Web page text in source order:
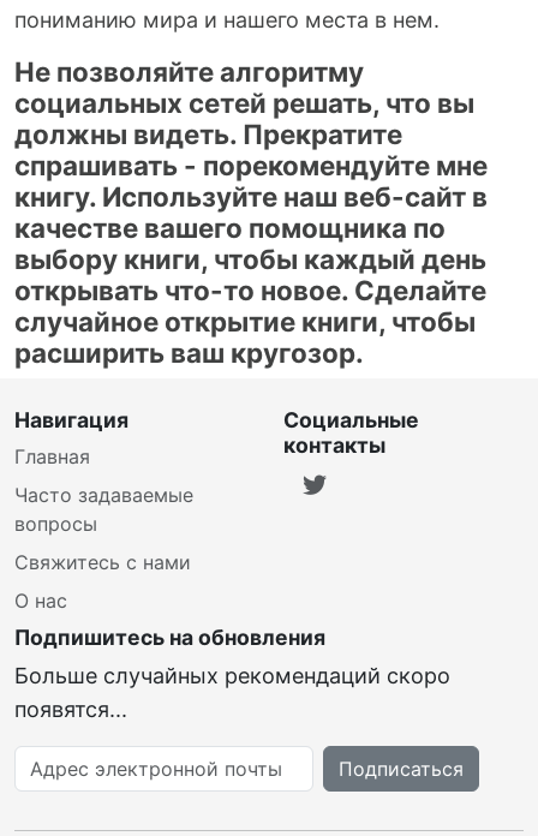
пониманию мира и нашего места в нем.
Не позволяйте алгоритму
социальных сетей решать, что вы
должны видеть. Прекратите
спрашивать - порекомендуйте мне
книгу. Используйте наш веб-сайт в
качестве вашего помощника по
выбору книги, чтобы каждый день
открывать что-то новое. Сделайте
случайное открытие книги, чтобы
расширить ваш кругозор.
Навигация
Главная
Часто задаваемые
вопросы
Свяжитесь с нами
О нас
Социальные
контакты
Подпишитесь на обновления
Больше случайных рекомендаций скоро
появятся...
Адрес электронной почты Подписаться